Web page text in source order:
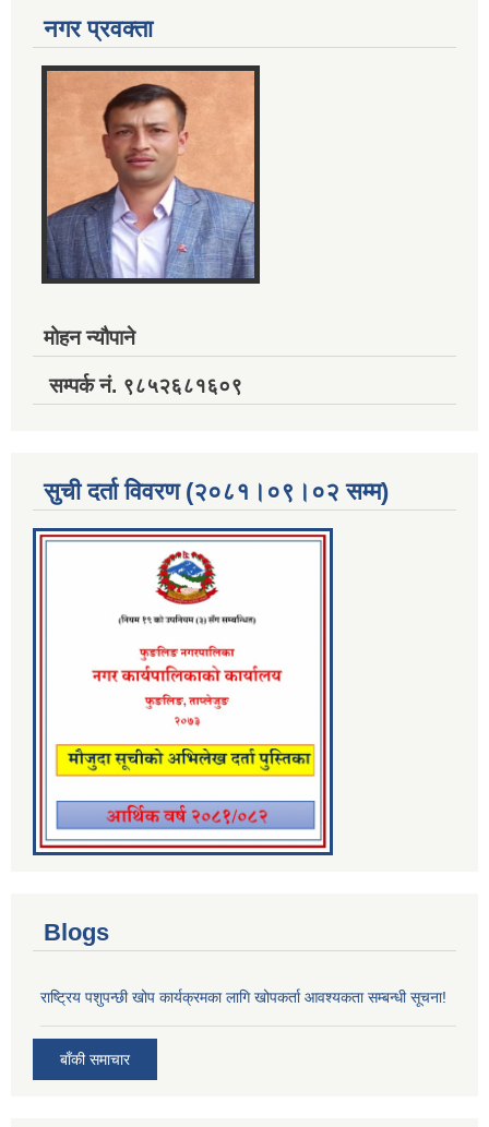
नगर प्रवक्ता
मोहन न्यौपाने
सम्पर्क नं. ९८५२६८१६०९
सुची दर्ता विवरण (२०८१।०९।०२ सम्म)
Blogs
राष्ट्रिय पशुपन्छी खोप कार्यक्रमका लागि खोपकर्ता आवश्यकता सम्बन्धी सूचना!
बाँकी समाचार